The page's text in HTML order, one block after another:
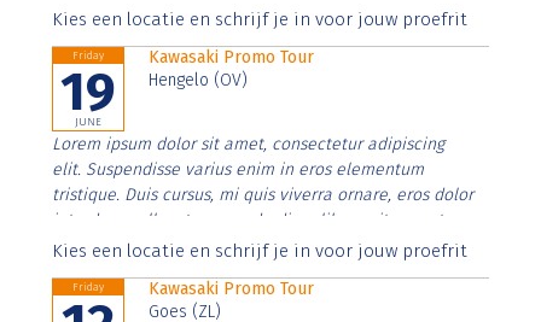
Aenean faucibus nibh et justo cursus id rutrum lorem
Kies een locatie en schrijf je in voor jouw proefrit
Friday
19
JUNE
Kawasaki Promo Tour
Hengelo (OV)
Lorem ipsum dolor sit amet, consectetur adipiscing
elit. Suspendisse varius enim in eros elementum
tristique. Duis cursus, mi quis viverra ornare, eros dolor
interdum nulla, ut commodo diam libero vitae erat.
Aenean faucibus nibh et justo cursus id rutrum lorem
Kies een locatie en schrijf je in voor jouw proefrit
Friday
Kawasaki Promo Tour
Goes (ZL)